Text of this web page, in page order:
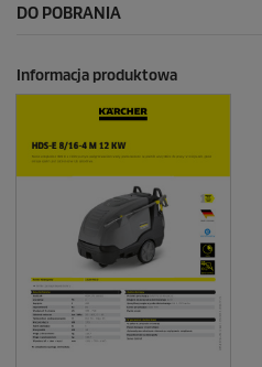
DO POBRANIA
Informacja produktowa